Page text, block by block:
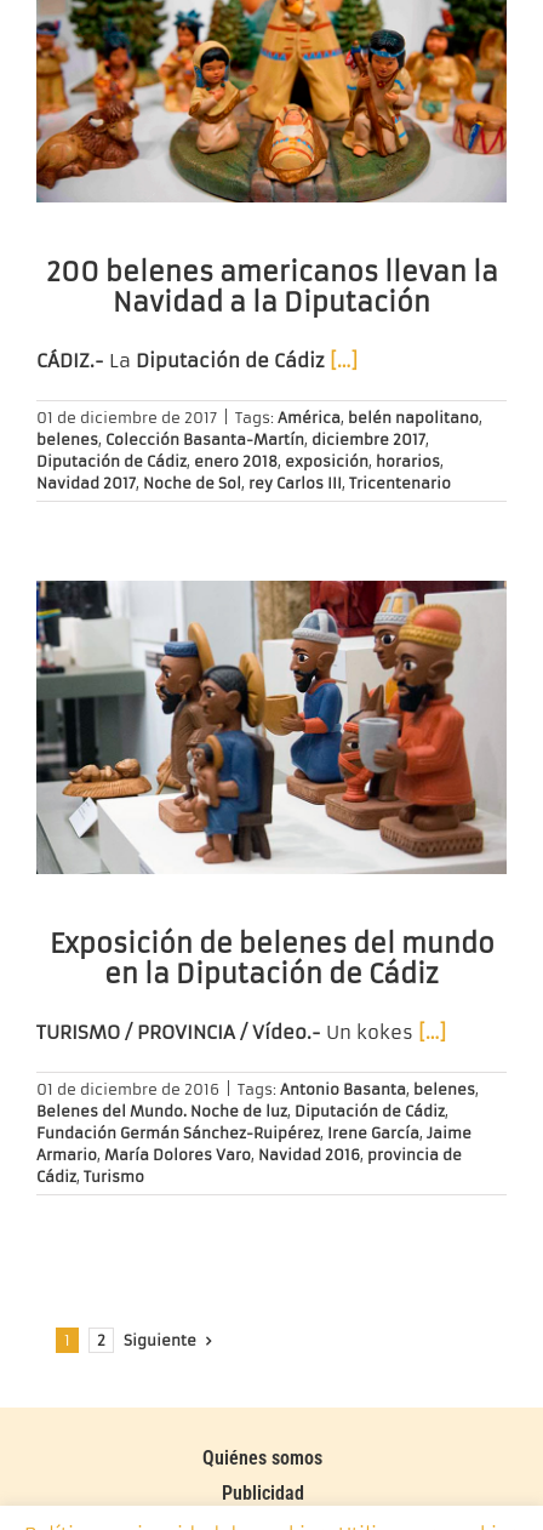
200 belenes americanos llevan la
Navidad a la Diputación
CÁDIZ.- La Diputación de Cádiz […]
01 de diciembre de 2017 Tags: América, belén napolitano,
belenes, Colección Basanta-Martín, diciembre 2017,
Diputación de Cádiz, enero 2018, exposición, horarios,
Navidad 2017, Noche de Sol, rey Carlos III, Tricentenario
Exposición de belenes del mundo
en la Diputación de Cádiz
TURISMO / PROVINCIA / Vídeo.- Un kokes […]
01 de diciembre de 2016 Tags: Antonio Basanta, belenes,
Belenes del Mundo. Noche de luz, Diputación de Cádiz,
Fundación Germán Sánchez-Ruipérez, Irene García, Jaime
Armario, María Dolores Varo, Navidad 2016, provincia de
Cádiz, Turismo
1 2 Siguiente
Quiénes somos
Publicidad